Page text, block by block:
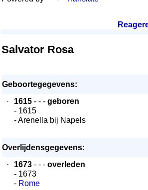
Salvator Rosa
Geboortegegevens:
·
1615 - - - geboren
- 1615
- Arenella bij Napels
Overlijdensgegevens:
·
1673 - - - overleden
- 1673
- Rome